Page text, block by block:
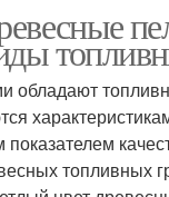
обладают
топливных